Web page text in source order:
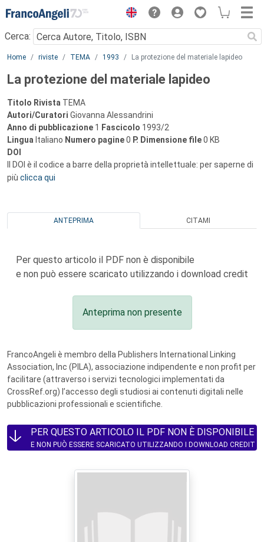
Menu
Cerca:
Main content
Home riviste TEMA 1993 La protezione del materiale lapideo
La protezione del materiale lapideo
Titolo Rivista TEMA
Autori/Curatori Giovanna Alessandrini
Anno di pubblicazione 1 Fascicolo 1993/2
Lingua Italiano Numero pagine0 P. Dimensione file0 KB
DOI
Il DOI è il codice a barre della proprietà intellettuale: per saperne di
più clicca qui
ANTEPRIMA CITAMI
Per questo articolo il PDF non è disponibile
e non può essere scaricato utilizzando i download credit
Anteprima non presente
FrancoAngeli è membro della Publishers International Linking
Association, Inc (PILA), associazione indipendente e non profit per
facilitare (attraverso i servizi tecnologici implementati da
CrossRef.org) l’accesso degli studiosi ai contenuti digitali nelle
pubblicazioni professionali e scientifiche.
PER QUESTO ARTICOLO IL PDF NON È DISPONIBILE
E NON PUÒ ESSERE SCARICATO UTILIZZANDO I DOWNLOAD CREDIT